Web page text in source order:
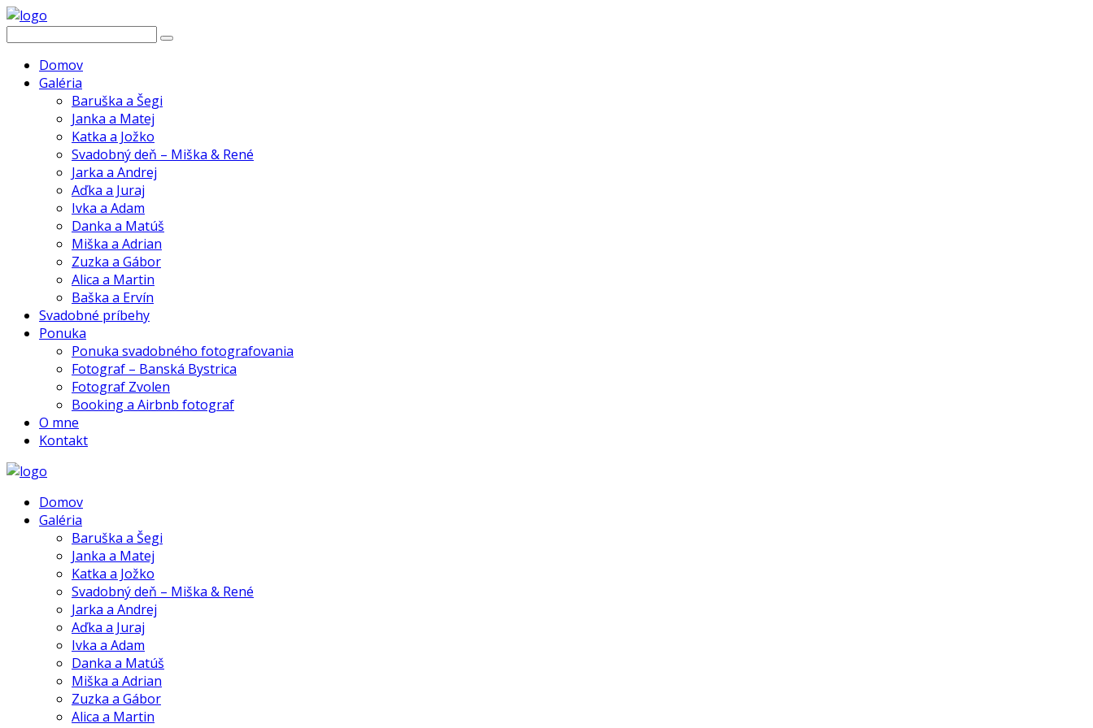
Domov
Galéria
Baruška a Šegi
Janka a Matej
Katka a Jožko
Svadobný deň – Miška & René
Jarka a Andrej
Aďka a Juraj
Ivka a Adam
Danka a Matúš
Miška a Adrian
Zuzka a Gábor
Alica a Martin
Baška a Ervín
Svadobné príbehy
Ponuka
Ponuka svadobného fotografovania
Fotograf – Banská Bystrica
Fotograf Zvolen
Booking a Airbnb fotograf
O mne
Kontakt
Domov
Galéria
Baruška a Šegi
Janka a Matej
Katka a Jožko
Svadobný deň – Miška & René
Jarka a Andrej
Aďka a Juraj
Ivka a Adam
Danka a Matúš
Miška a Adrian
Zuzka a Gábor
Alica a Martin